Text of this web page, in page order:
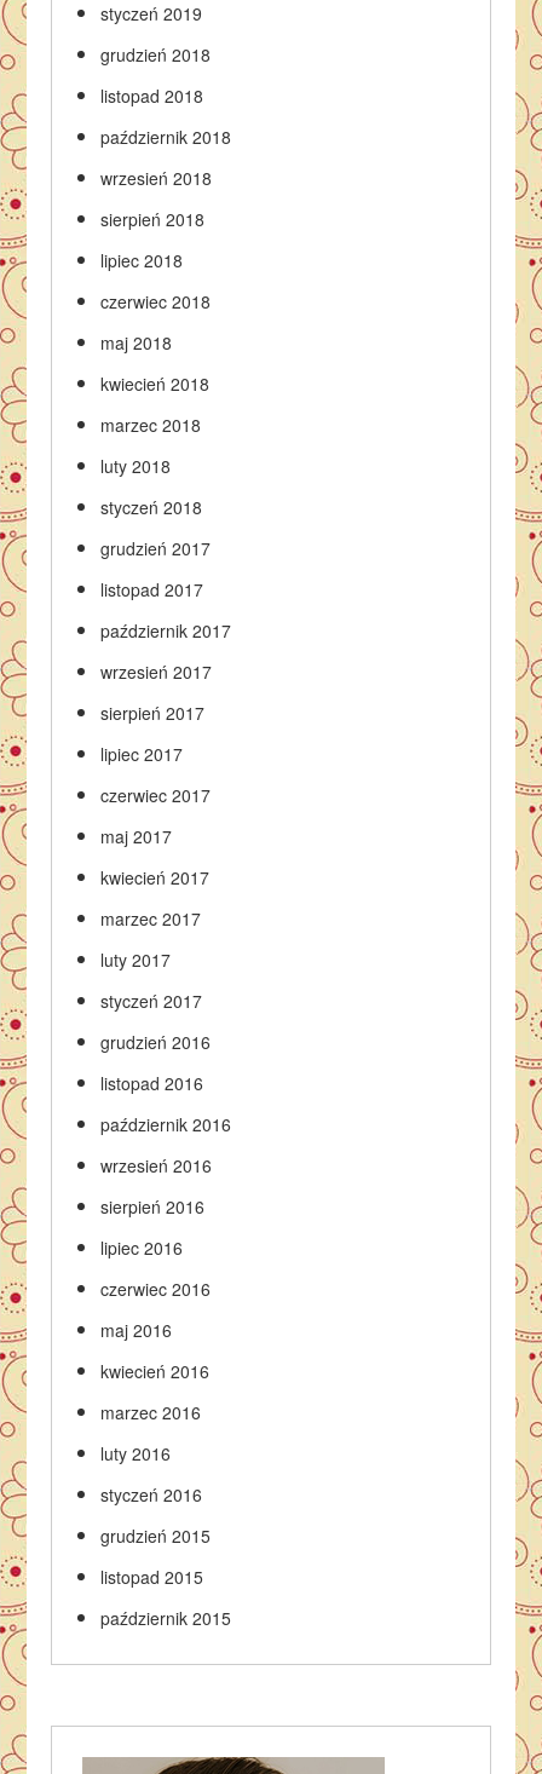
styczeń 2019
grudzień 2018
listopad 2018
październik 2018
wrzesień 2018
sierpień 2018
lipiec 2018
czerwiec 2018
maj 2018
kwiecień 2018
marzec 2018
luty 2018
styczeń 2018
grudzień 2017
listopad 2017
październik 2017
wrzesień 2017
sierpień 2017
lipiec 2017
czerwiec 2017
maj 2017
kwiecień 2017
marzec 2017
luty 2017
styczeń 2017
grudzień 2016
listopad 2016
październik 2016
wrzesień 2016
sierpień 2016
lipiec 2016
czerwiec 2016
maj 2016
kwiecień 2016
marzec 2016
luty 2016
styczeń 2016
grudzień 2015
listopad 2015
październik 2015